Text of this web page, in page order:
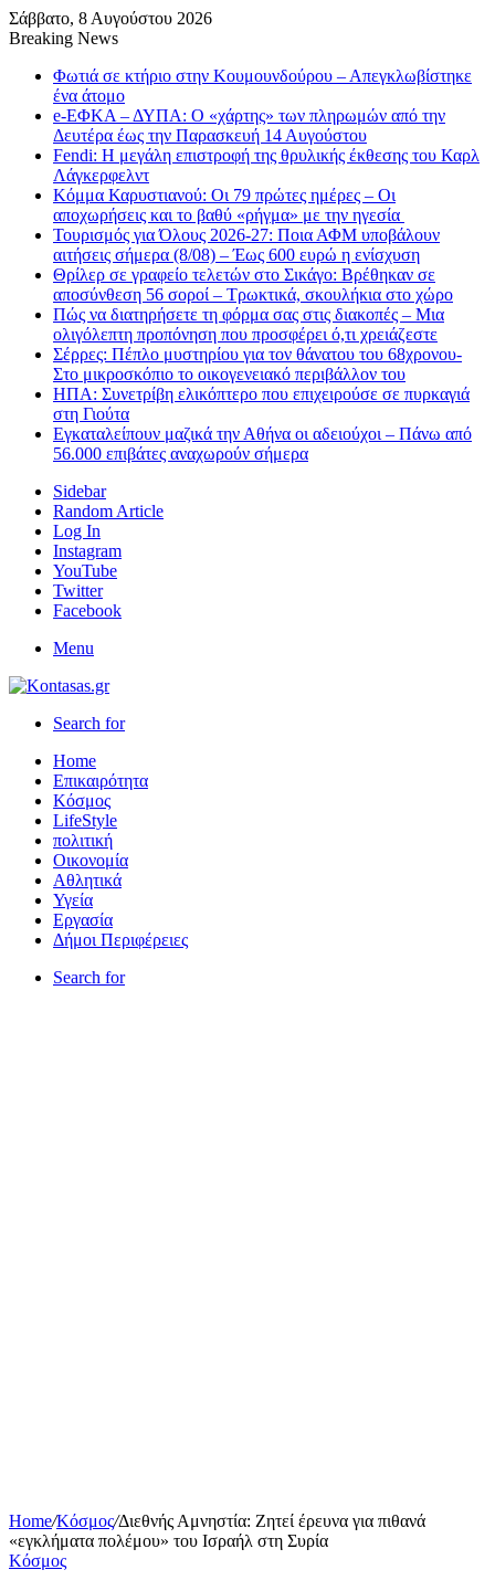
Σάββατο, 8 Αυγούστου 2026
Breaking News
Φωτιά σε κτήριο στην Κουμουνδούρου – Απεγκλωβίστηκε
ένα άτομο
e-ΕΦΚΑ – ΔΥΠΑ: Ο «χάρτης» των πληρωμών από την
Δευτέρα έως την Παρασκευή 14 Αυγούστου
Fendi: Η μεγάλη επιστροφή της θρυλικής έκθεσης του Καρλ
Λάγκερφελντ
Κόμμα Καρυστιανού: Οι 79 πρώτες ημέρες – Οι
αποχωρήσεις και το βαθύ «ρήγμα» με την ηγεσία
Τουρισμός για Όλους 2026-27: Ποια ΑΦΜ υποβάλουν
αιτήσεις σήμερα (8/08) – Έως 600 ευρώ η ενίσχυση
Θρίλερ σε γραφείο τελετών στο Σικάγο: Βρέθηκαν σε
αποσύνθεση 56 σοροί – Τρωκτικά, σκουλήκια στο χώρο
Πώς να διατηρήσετε τη φόρμα σας στις διακοπές – Μια
ολιγόλεπτη προπόνηση που προσφέρει ό,τι χρειάζεστε
Σέρρες: Πέπλο μυστηρίου για τον θάνατου του 68χρονου-
Στο μικροσκόπιο το οικογενειακό περιβάλλον του
ΗΠΑ: Συνετρίβη ελικόπτερο που επιχειρούσε σε πυρκαγιά
στη Γιούτα
Εγκαταλείπουν μαζικά την Αθήνα οι αδειούχοι – Πάνω από
56.000 επιβάτες αναχωρούν σήμερα
Sidebar
Random Article
Log In
Instagram
YouTube
Twitter
Facebook
Menu
Search for
Home
Επικαιρότητα
Κόσμος
LifeStyle
πολιτική
Οικονομία
Αθλητικά
Υγεία
Εργασία
Δήμοι Περιφέρειες
Search for
Home/Κόσμος/Διεθνής Αμνηστία: Ζητεί έρευνα για πιθανά
«εγκλήματα πολέμου» του Ισραήλ στη Συρία
Κόσμος